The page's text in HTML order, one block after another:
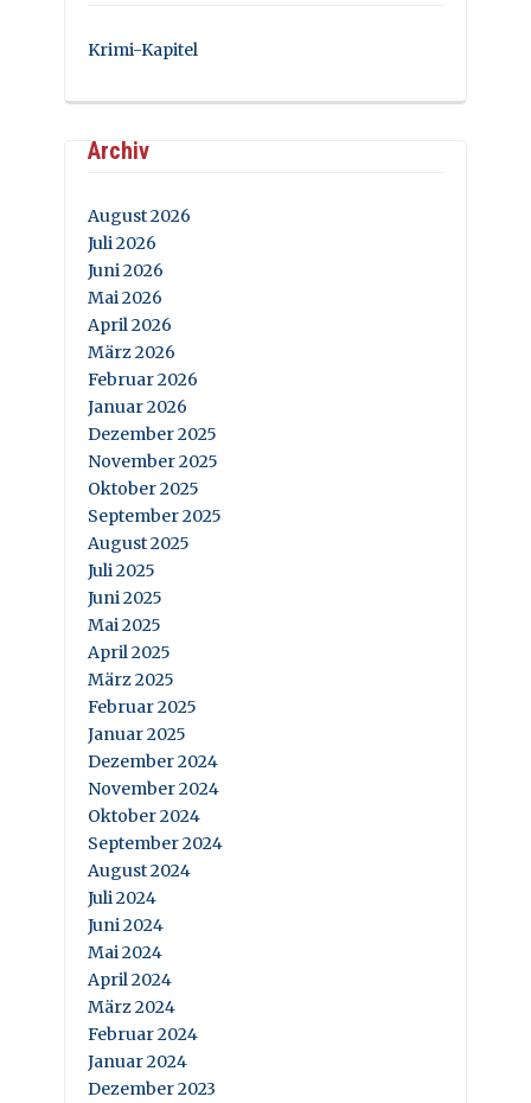
Krimi-Kapitel
Archiv
August 2026
Juli 2026
Juni 2026
Mai 2026
April 2026
März 2026
Februar 2026
Januar 2026
Dezember 2025
November 2025
Oktober 2025
September 2025
August 2025
Juli 2025
Juni 2025
Mai 2025
April 2025
März 2025
Februar 2025
Januar 2025
Dezember 2024
November 2024
Oktober 2024
September 2024
August 2024
Juli 2024
Juni 2024
Mai 2024
April 2024
März 2024
Februar 2024
Januar 2024
Dezember 2023